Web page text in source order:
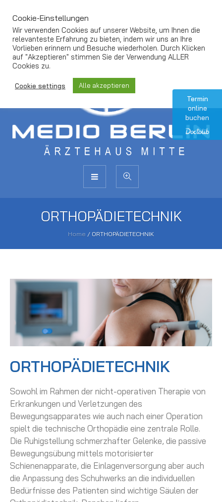
Termin
online
buchen
ORTHOPÄDIETECHNIK
Home / ORTHOPÄDIETECHNIK
ORTHOPÄDIETECHNIK
Sowohl im Rahmen der nicht-operativen Therapie von
Erkrankungen und Verletzungen des
Bewegungsapparates wie auch nach einer Operation
spielt die technische Orthopädie eine zentrale Rolle.
Die Ruhigstellung schmerzhafter Gelenke, die passive
Bewegungsübung mittels motorisierter
Schienenapparate, die Einlagenversorgung aber auch
die Anpassung des Schuhwerks an die individuellen
Bedürfnisse des Patienten sind wichtige Säulen der
Cookie-Einstellungen
Wir verwenden Cookies auf unserer Website, um Ihnen die
relevanteste Erfahrung zu bieten, indem wir uns an Ihre
Vorlieben erinnern und Besuche wiederholen. Durch Klicken
auf "Akzeptieren" stimmen Sie der Verwendung ALLER
Cookies zu.
Cookie settings Alle akzeptieren